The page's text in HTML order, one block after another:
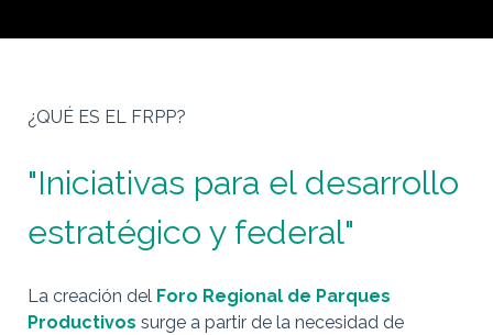
¿QUÉ ES EL FRPP?
"Iniciativas para el desarrollo
estratégico y federal"
La creación del Foro Regional de Parques
Productivos surge a partir de la necesidad de